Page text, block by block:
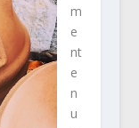
m
e
nt
e
n
u